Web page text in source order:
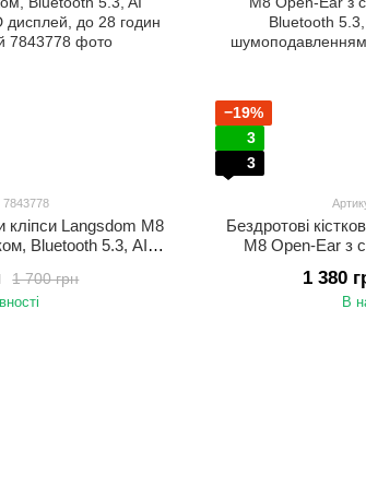
7843778
кліпси Langsdom M8
Bluetooth 5.3, AI
Бежевий
1 700 грн
−19%
3
3
Бездротові
M8 Open-Ear з
1 380
В